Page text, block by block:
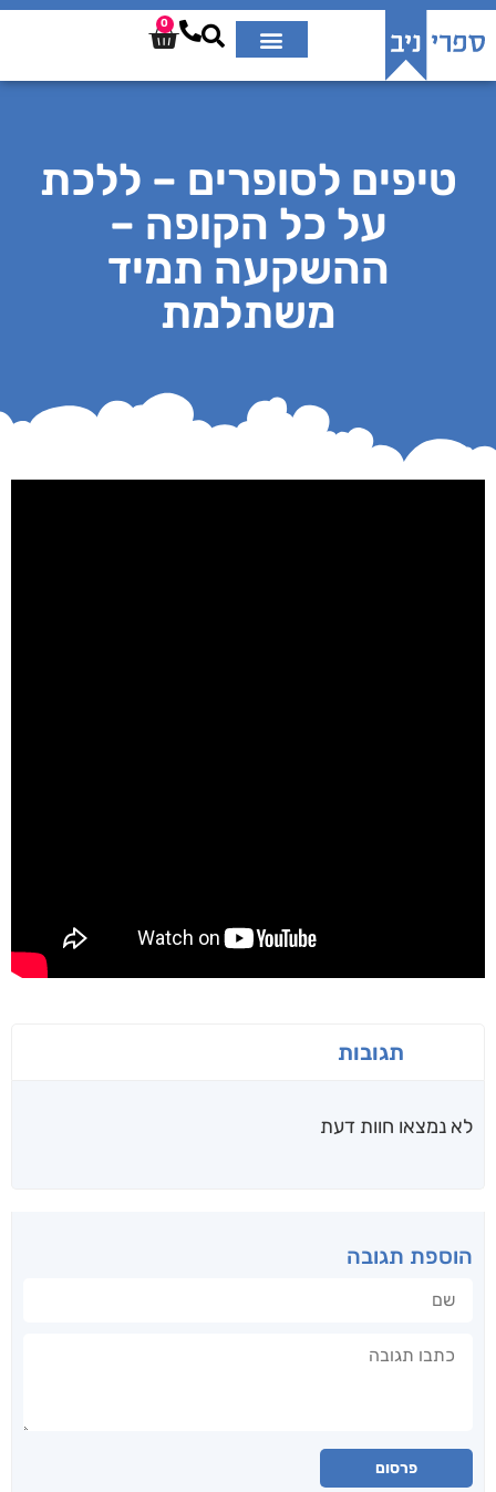
0
טיפים לסופרים – ללכת
על כל הקופה –
ההשקעה תמיד
משתלמת
תגובות
לא נמצאו חוות דעת
הוספת תגובה
פרסום